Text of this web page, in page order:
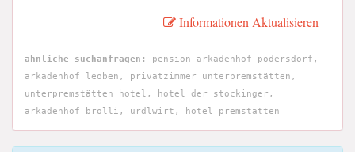
Informationen Aktualisieren
ähnliche suchanfragen:
pension arkadenhof podersdorf,
arkadenhof leoben, privatzimmer unterpremstätten,
unterpremstätten hotel, hotel der stockinger,
arkadenhof brolli, urdlwirt, hotel premstätten